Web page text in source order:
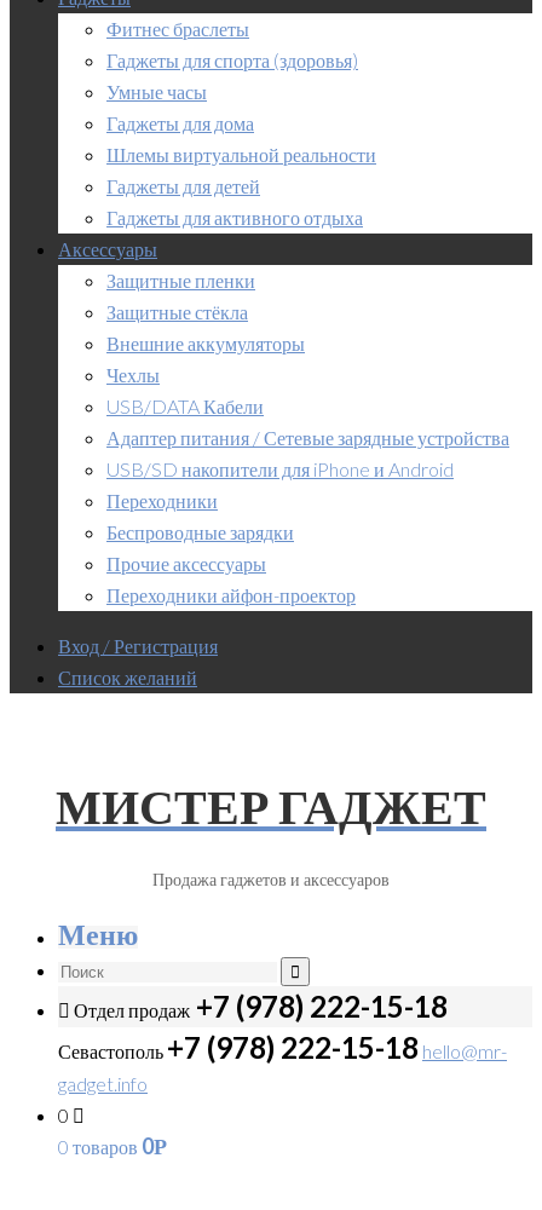
Фитнес браслеты
Гаджеты для спорта (здоровья)
Умные часы
Гаджеты для дома
Шлемы виртуальной реальности
Гаджеты для детей
Гаджеты для активного отдыха
Аксессуары
Защитные пленки
Защитные стёкла
Внешние аккумуляторы
Чехлы
USB/DATA Кабели
Адаптер питания / Сетевые зарядные устройства
USB/SD накопители для iPhone и Android
Переходники
Беспроводные зарядки
Прочие аксессуары
Переходники айфон-проектор
Вход / Регистрация
Список желаний
МИСТЕР ГАДЖЕТ
Продажа гаджетов и аксессуаров
Меню
Отдел продаж +7 (978) 222-15-18
Севастополь +7 (978) 222-15-18 hello@mr-
gadget.info
0
0 товаров 0Р